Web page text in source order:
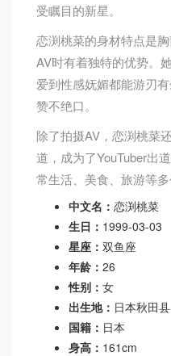
受瞩目的新星。
恋渕桃菜的身材特点是
AV时有着独特的优势。
爱到性感妩媚都能游刃
赞不绝口。
除了拍摄AV，恋渕桃菜
道，成为了YouTuber出
常生活、美食、旅游等多
中文名： 恋渕桃菜
生日： 1999-03-03
星座： 双鱼座
年龄： 26
性别： 女
出生地： 日本秋田县
国籍： 日本
身高： 161cm